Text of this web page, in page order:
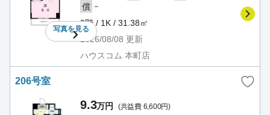
写真を見る
償 －
2階 / 1K / 31.38㎡
2026/08/08 更新
ハウスコム 本町店
206号室
9.3万円 (共益費 6,600円)